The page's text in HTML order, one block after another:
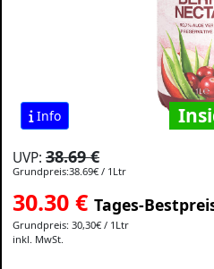
Info
UVP: 38.69 €
Grundpreis:38.69€ / 1Ltr
30.30 € Tages-
Grundpreis: 30,30€ / 1Ltr
inkl. MwSt.